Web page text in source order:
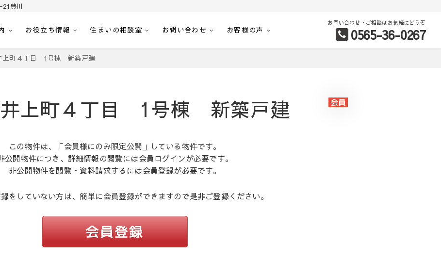
21豊川
｜センチュリー21豊川
お役立ち情報 住まいの相談室 お問い合わせ お客様の声
お問い合わせ・ご相談はお気軽にどうぞ
0565-36-0267
上町４丁目 1号棟 新築戸建
井上町４丁目 1号棟 新築戸建
この物件は、「会員様にのみ限定公開」している物件です。
公開物件につき、詳細情報の閲覧には会員ログインが必要です。
非公開物件を閲覧・資料請求するには会員登録が必要です。
をしていない方は、簡単に会員登録ができますので是非ご登録ください。